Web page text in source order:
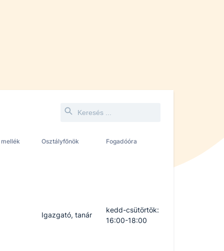
mellék Osztályfőnök Fogadóóra
Igazgató, tanár
kedd-csütörtök:
16:00-18:00